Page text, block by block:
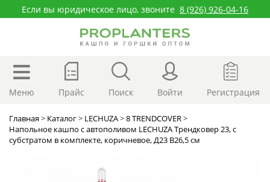
Если вы юридическое лицо, звоните 8 (926) 926-04-16
Меню Прайс Поиск Войти Регистрация
Главная> Каталог> LECHUZA>8 TRENDCOVER>
Напольное кашпо с автополивом LECHUZA Трендковер 23, с
субстратом в комплекте, коричневое, Д23 В26,5 см